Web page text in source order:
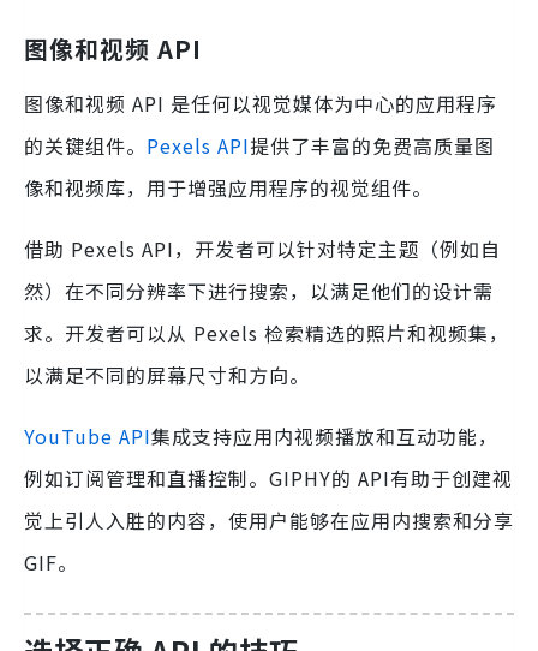
图像和视频 API
图像和视频 API 是任何以视觉媒体为中心的应用程序
的关键组件。 Pexels API提供了丰富的免费高质量图
像和视频库，用于增强应用程序的视觉组件。
借助 Pexels API，开发者可以针对特定主题（例如自
然）在不同分辨率下进行搜索，以满足他们的设计需
求。开发者可以从 Pexels 检索精选的照片和视频集，
以满足不同的屏幕尺寸和方向。
YouTube API集成支持应用内视频播放和互动功能，
例如订阅管理和直播控制。GIPHY的 API有助于创建视
觉上引人入胜的内容，使用户能够在应用内搜索和分享
GIF。